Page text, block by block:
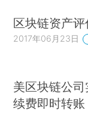
区块链资产
2017年06月23日
美区块链公
续费即时转账